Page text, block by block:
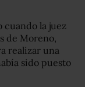
cuando la juez
de Moreno,
realizar una
sido puesto